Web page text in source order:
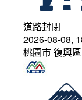
道路封閉
2026-08-08,
桃園市 復興